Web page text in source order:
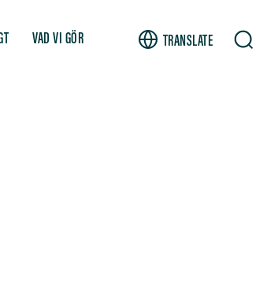
VAD VI GÖR TRANSLATE